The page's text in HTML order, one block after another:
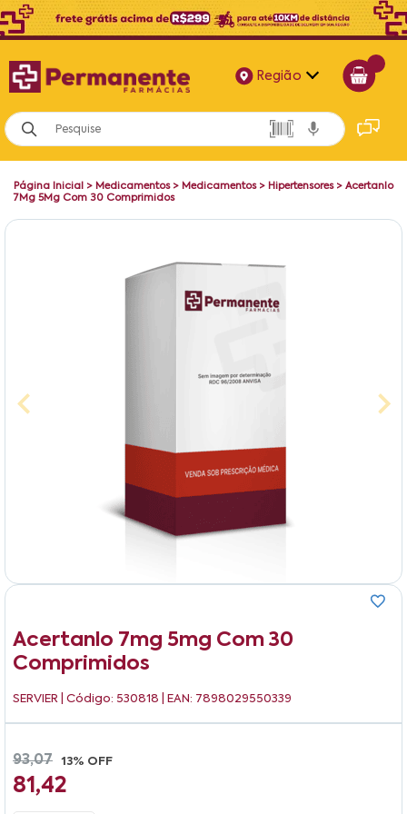
Região
Alagoas
Bahia
Página Inicial > Medicamentos> Medicamentos> Hipertensores> Acertanlo
7Mg 5Mg Com 30 Comprimidos
Acertanlo 7mg 5mg Com 30
Comprimidos
SERVIER | Código: 530818 | EAN: 7898029550339
93,07 13% OFF
81,42